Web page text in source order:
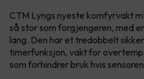
CTM Lyngs nyeste komfyrvakt
så stor som forgjengeren, med
lang. Den har et tredobbelt
timerfunksjon, vakt for
som forhindrer bruk hvis